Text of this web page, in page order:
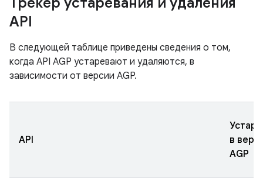
API
В следующей таблице приведены сведения о том,
когда API AGP устаревают и удаляются, в
зависимости от версии AGP.
API
в
AGP